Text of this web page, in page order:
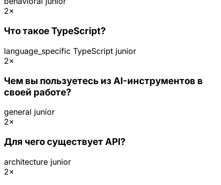
2×
Что такое TypeScript?
language_specific TypeScript junior
2×
Чем вы пользуетесь из AI-инструментов в
своей работе?
general junior
2×
Для чего существует API?
architecture junior
2×